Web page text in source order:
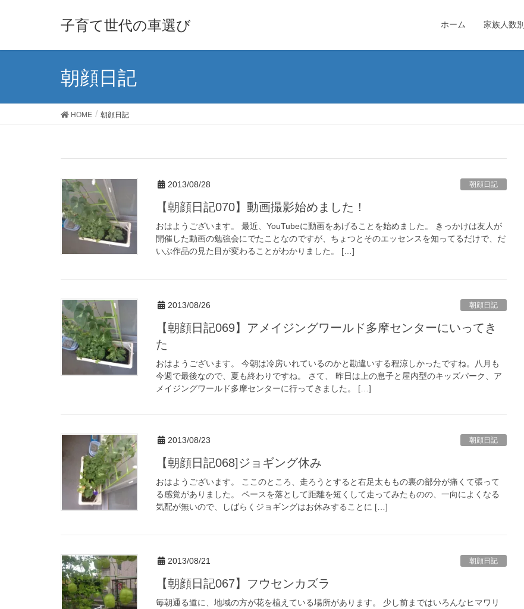
子育て世代の車選び ホーム 家族人数別
朝顔日記
HOME 朝顔日記
2013/08/28 朝顔日記
【朝顔日記070】動画撮影始めました！
おはようございます。 最近、YouTubeに動画をあげることを始めました。 きっかけは友人が
開催した動画の勉強会にでたことなのですが、ちょつとそのエッセンスを知ってるだけで、だ
いぶ作品の見た目が変わることがわかりました。 […]
2013/08/26 朝顔日記
【朝顔日記069】アメイジングワールド多摩センターにいってき
た
おはようございます。 今朝は冷房いれているのかと勘違いする程涼しかったですね。八月も
今週で最後なので、夏も終わりですね。 さて、 昨日は上の息子と屋内型のキッズパーク、ア
メイジングワールド多摩センターに行ってきました。 […]
2013/08/23 朝顔日記
【朝顔日記068]ジョギング休み
おはようございます。 ここのところ、走ろうとすると右足太ももの裏の部分が痛くて張って
る感覚がありました。 ペースを落として距離を短くして走ってみたものの、一向によくなる
気配が無いので、しばらくジョギングはお休みすることに […]
2013/08/21 朝顔日記
【朝顔日記067】フウセンカズラ
毎朝通る道に、地域の方が花を植えている場所があります。 少し前まではいろんなヒマワリ